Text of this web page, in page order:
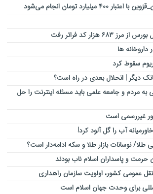
میلیارد تومان انجام می‌شود
هزار کد فراتر رفت
ها
سقوط کرد
مردم و جامعه علمی باید مسئله اینترنت را حل
آب را گل آلود کرد!
طلا/ نوسانات بازار طلا و سکه ادامه‌دار است؟
و پاسداران اسلام ناب بودند
عمومی کشور، اولویت سازمان راهداری
برای وحدت جهان اسلام است